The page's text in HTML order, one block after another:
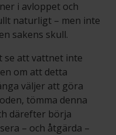
i avloppet och
naturligt – men inte
sakens skull.
se att vattnet inte
om att detta
väljer att göra
tömma denna
därefter börja
– och åtgärda –